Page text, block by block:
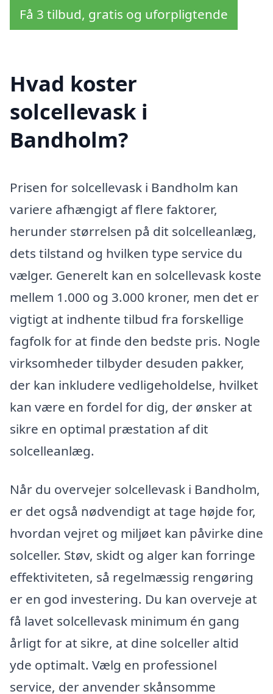
Få 3 tilbud, gratis og uforpligtende
Hvad koster
solcellevask i
Bandholm?
Prisen for solcellevask i Bandholm kan
variere afhængigt af flere faktorer,
herunder størrelsen på dit solcelleanlæg,
dets tilstand og hvilken type service du
vælger. Generelt kan en solcellevask koste
mellem 1.000 og 3.000 kroner, men det er
vigtigt at indhente tilbud fra forskellige
fagfolk for at finde den bedste pris. Nogle
virksomheder tilbyder desuden pakker,
der kan inkludere vedligeholdelse, hvilket
kan være en fordel for dig, der ønsker at
sikre en optimal præstation af dit
solcelleanlæg.
Når du overvejer solcellevask i Bandholm,
er det også nødvendigt at tage højde for,
hvordan vejret og miljøet kan påvirke dine
solceller. Støv, skidt og alger kan forringe
effektiviteten, så regelmæssig rengøring
er en god investering. Du kan overveje at
få lavet solcellevask minimum én gang
årligt for at sikre, at dine solceller altid
yde optimalt. Vælg en professionel
service, der anvender skånsomme